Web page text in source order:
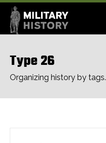
Type 26
Organizing history by tags.